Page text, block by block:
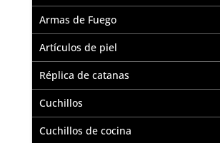
Armas de Fuego
Artículos de piel
Réplica de catanas
Cuchillos
Cuchillos de cocina